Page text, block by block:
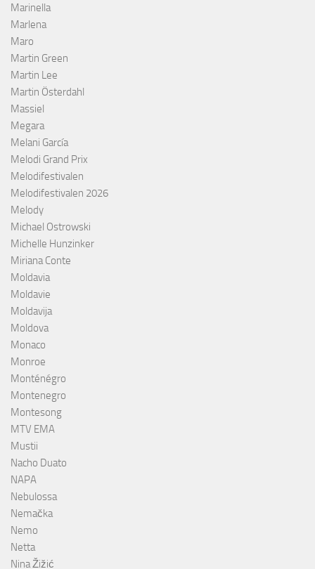
Marinella
Marlena
Maro
Martin Green
Martin Lee
Martin Österdahl
Massiel
Megara
Melani García
Melodi Grand Prix
Melodifestivalen
Melodifestivalen 2026
Melody
Michael Ostrowski
Michelle Hunzinker
Miriana Conte
Moldavia
Moldavie
Moldavija
Moldova
Monaco
Monroe
Monténégro
Montenegro
Montesong
MTV EMA
Mustii
Nacho Duato
NAPA
Nebulossa
Nemačka
Nemo
Netta
Nina Žižić